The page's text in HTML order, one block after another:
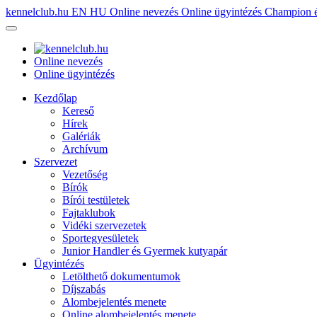
kennelclub.hu EN HU Online nevezés Online ügyintézés Champion
Online nevezés
Online ügyintézés
Kezdőlap
Kereső
Hírek
Galériák
Archívum
Szervezet
Vezetőség
Bírók
Bírói testületek
Fajtaklubok
Vidéki szervezetek
Sportegyesületek
Junior Handler és Gyermek kutyapár
Ügyintézés
Letölthető dokumentumok
Díjszabás
Alombejelentés menete
Online alombejelentés menete